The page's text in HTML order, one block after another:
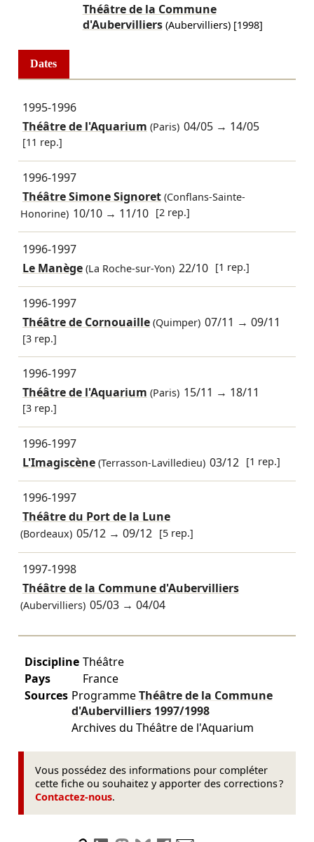
Théâtre de la Commune
d'Aubervilliers(Aubervilliers) [1998]
Dates
1995-1996
Théâtre de l'Aquarium (Paris) 04/05 → 14/05
[11 rep.]
1996-1997
Théâtre Simone Signoret(Conflans-Sainte-
Honorine) 10/10 → 11/10 [2 rep.]
1996-1997
Le Manège(La Roche-sur-Yon) 22/10 [1 rep.]
1996-1997
Théâtre de Cornouaille(Quimper) 07/11 →09/11
[3 rep.]
1996-1997
Théâtre de l'Aquarium (Paris) 15/11 → 18/11
[3 rep.]
1996-1997
L'Imagiscène(Terrasson-Lavilledieu) 03/12 [1 rep.]
1996-1997
Théâtre du Port de la Lune
(Bordeaux) 05/12 →09/12 [5 rep.]
1997-1998
Théâtre de la Commune d'Aubervilliers
(Aubervilliers) 05/03 →04/04
Discipline Théâtre
Pays
France
Sources ProgrammeThéâtre de la Commune
d'Aubervilliers 1997/1998
Archives du Théâtre de l'Aquarium
Vous possédez des informations pour compléter
cette fiche ou souhaitez y apporter des corrections ?
Contactez-nous.